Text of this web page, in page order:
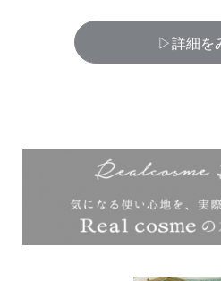
▷詳細を